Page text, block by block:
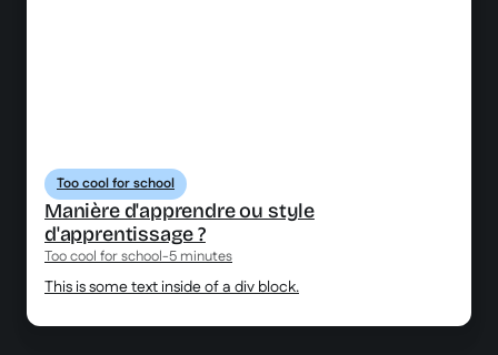
Too cool for school
Manière d'apprendre ou style
d'apprentissage ?
Too cool for school-5 minutes
This is some text inside of a div block.